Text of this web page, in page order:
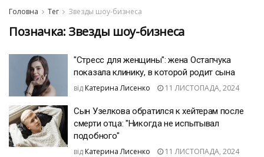
Головна Тег Звезды шоу-бизнеса
Позначка: Звезды шоу-бизнеса
"Стресс для женщины": жена Остапчука
показала клинику, в которой родит сына
від Катерина Лисенко 11 ЛИСТОПАДА, 2024
Сын Узелкова обратился к хейтерам после
смерти отца: "Никогда не испытывал
подобного"
від Катерина Лисенко 11 ЛИСТОПАДА, 2024